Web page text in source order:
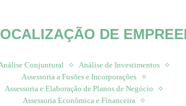
DE
Conjuntural
Análise de Investimentos
Assessoria a Fusões e Incorporações
Assessoria e Elaboração de Planos de Negócio
Assessoria Econômica e Financeira